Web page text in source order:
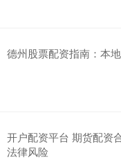
德州股票配资指南：本
开户配资平台 期货配资
法律风险